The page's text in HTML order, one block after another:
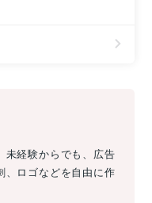
未経験からでも、広告
、ロゴなどを自由に作